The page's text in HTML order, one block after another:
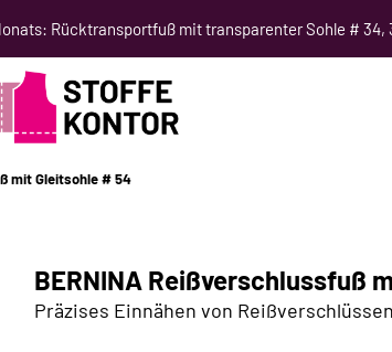
Rücktransportfuß mit transparenter Sohle # 34,
NÄHKURSE
mit Gleitsohle # 54
BERNINA Reißverschlussfuß
Präzises Einnähen von